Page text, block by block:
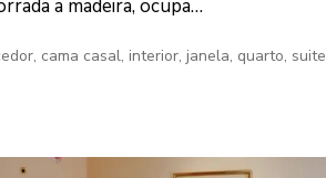
a madeira, ocupa…
, cama casal, interior, janela, quarto, suite